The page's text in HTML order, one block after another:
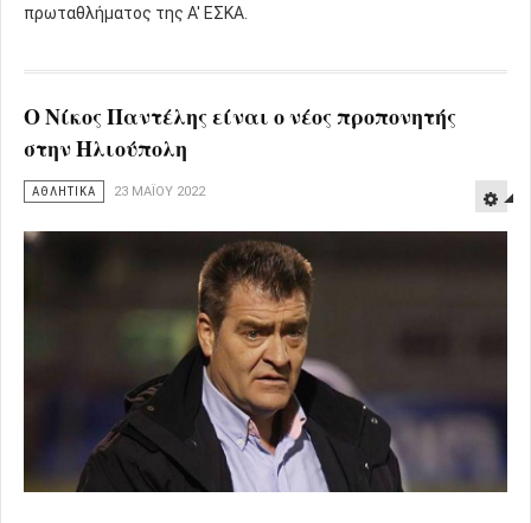
πρωταθλήματος της Α' ΕΣΚΑ.
Ο Νίκος Παντέλης είναι ο νέος προπονητής
στην Ηλιούπολη
ΑΘΛΗΤΙΚΑ 23 ΜΑΪ́ΟΥ 2022